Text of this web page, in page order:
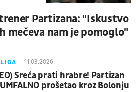
Partizana: "Iskustvo
mečeva nam je pomoglo"
11.03.2026
Sreća prati hrabre! Partizan
prošetao kroz Bolonju